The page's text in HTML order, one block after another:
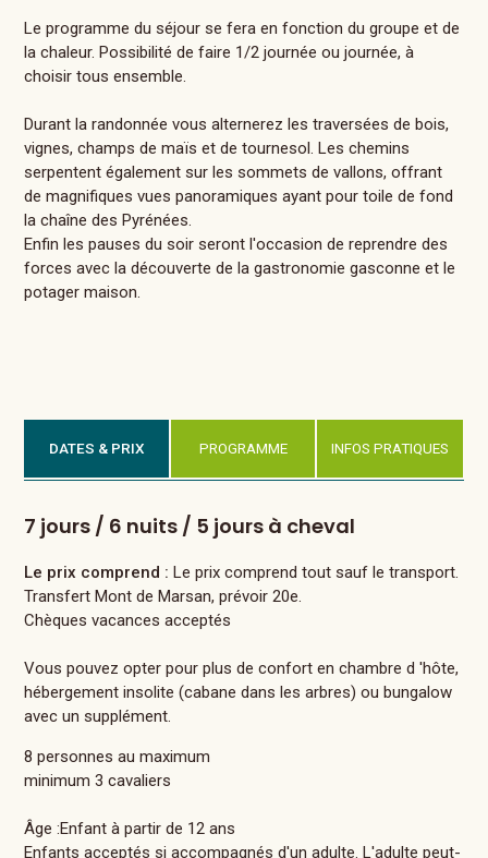
Le programme du séjour se fera en fonction du groupe et de
la chaleur. Possibilité de faire 1/2 journée ou journée, à
choisir tous ensemble.
Durant la randonnée vous alternerez les traversées de bois,
vignes, champs de maïs et de tournesol. Les chemins
serpentent également sur les sommets de vallons, offrant
de magnifiques vues panoramiques ayant pour toile de fond
la chaîne des Pyrénées.
Enfin les pauses du soir seront l'occasion de reprendre des
forces avec la découverte de la gastronomie gasconne et le
potager maison.
DATES & PRIX PROGRAMME INFOS PRATIQUES
7 jours / 6 nuits / 5 jours à cheval
Le prix comprend : Le prix comprend tout sauf le transport.
Transfert Mont de Marsan, prévoir 20e.
Chèques vacances acceptés
Vous pouvez opter pour plus de confort en chambre d 'hôte,
hébergement insolite (cabane dans les arbres) ou bungalow
avec un supplément.
8 personnes au maximum
minimum 3 cavaliers
Âge :Enfant à partir de 12 ans
Enfants acceptés si accompagnés d'un adulte. L'adulte peut-